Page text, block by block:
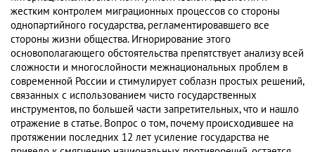
жестким контролем миграционных процессов со стороны
однопартийного государства, регламентировавшего все
стороны жизни общества. Игнорирование этого
основополагающего обстоятельства препятствует анализу всей
сложности и многослойности межнациональных проблем в
современной России и стимулирует соблазн простых решений,
связанных с использованием чисто государственных
инструментов, по большей части запретительных, что и нашло
отражение в статье. Вопрос о том, почему происходившее на
протяжении последних 12 лет усиление государства не